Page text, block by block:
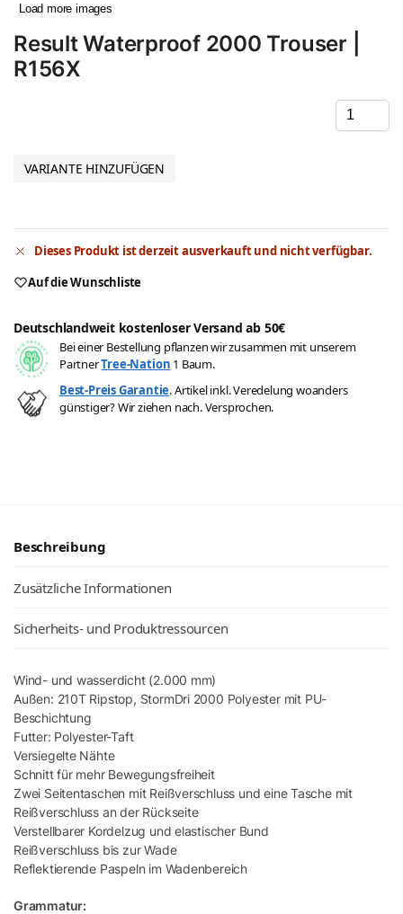
Load more images
Result Waterproof 2000 Trouser |
R156X
VARIANTE HINZUFÜGEN
Dieses Produkt ist derzeit ausverkauft und nicht verfügbar.
Auf die Wunschliste
Deutschlandweit kostenloser Versand ab 50€
Bei einer Bestellung pflanzen wir zusammen mit unserem
PartnerTree-Nation 1 Baum.
Best-Preis Garantie. Artikel inkl. Veredelung woanders
günstiger? Wir ziehen nach. Versprochen.
Beschreibung
Zusätzliche Informationen
Sicherheits- und Produktressourcen
Wind- und wasserdicht (2.000 mm)
Außen: 210T Ripstop, StormDri 2000 Polyester mit PU-
Beschichtung
Futter: Polyester-Taft
Versiegelte Nähte
Schnitt für mehr Bewegungsfreiheit
Zwei Seitentaschen mit Reißverschluss und eine Tasche mit
Reißverschluss an der Rückseite
Verstellbarer Kordelzug und elastischer Bund
Reißverschluss bis zur Wade
Reflektierende Paspeln im Wadenbereich
Grammatur: